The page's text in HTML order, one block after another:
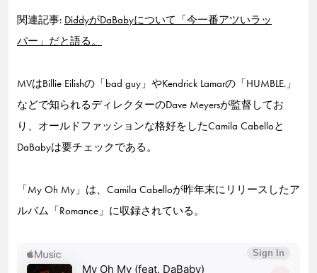
関連記事: DiddyがDaBabyについて「今一番アツいラッ
パー」だと語る。
MVはBillie Eilishの「bad guy」やKendrick Lamarの「HUMBLE.」
などで知られるディレクターのDave Meyersが監督してお
り、オールドファッションな格好をしたCamila Cabelloと
DaBabyは要チェックである。
「My Oh My」は、Camila Cabelloが昨年末にリリースしたア
ルバム「Romance」に収録されている。